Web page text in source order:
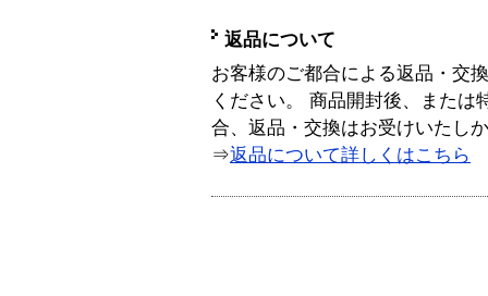
返品について
お客様のご都合による返品・交
ください。 商品開封後、または
合、返品・交換はお受けいたし
⇒返品について詳しくはこちら